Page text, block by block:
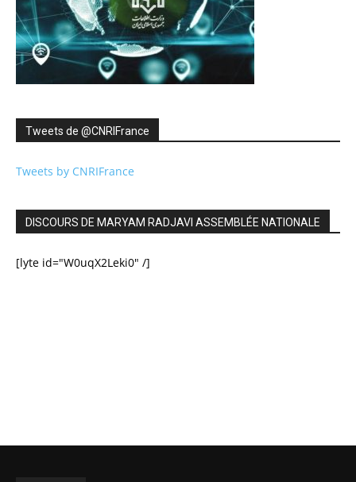
Tweets de ‎@CNRIFrance
Tweets by CNRIFrance
DISCOURS DE MARYAM RADJAVI ASSEMBLÉE NATIONALE
[lyte id="W0uqX2Leki0" /]